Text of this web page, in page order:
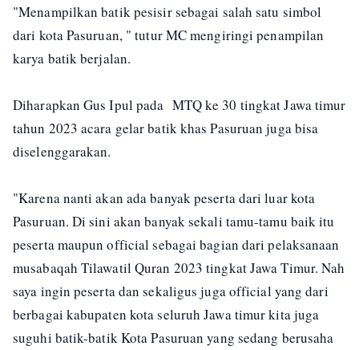
"Menampilkan batik pesisir sebagai salah satu simbol
dari kota Pasuruan, " tutur MC mengiringi penampilan
karya batik berjalan.
Diharapkan Gus Ipul pada MTQ ke 30 tingkat Jawa timur
tahun 2023 acara gelar batik khas Pasuruan juga bisa
diselenggarakan.
"Karena nanti akan ada banyak peserta dari luar kota
Pasuruan. Di sini akan banyak sekali tamu-tamu baik itu
peserta maupun official sebagai bagian dari pelaksanaan
musabaqah Tilawatil Quran 2023 tingkat Jawa Timur. Nah
saya ingin peserta dan sekaligus juga official yang dari
berbagai kabupaten kota seluruh Jawa timur kita juga
suguhi batik-batik Kota Pasuruan yang sedang berusaha